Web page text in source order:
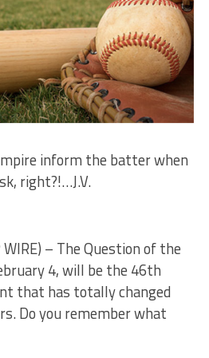
inform the batter when
right?!…J.V.
WIRE) – The Question of the
4, will be the 46th
that has totally changed
Do you remember what